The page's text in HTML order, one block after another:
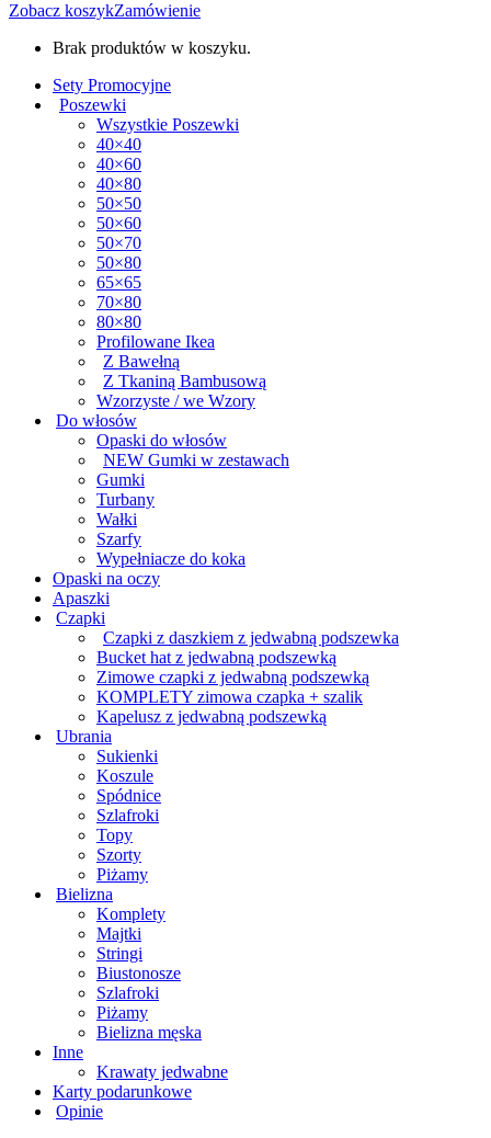
Zobacz koszykZamówienie
Brak produktów w koszyku.
Sety Promocyjne
Poszewki
Wszystkie Poszewki
40×40
40×60
40×80
50×50
50×60
50×70
50×80
65×65
70×80
80×80
Profilowane Ikea
Z Bawełną
Z Tkaniną Bambusową
Wzorzyste / we Wzory
Do włosów
Opaski do włosów
NEW Gumki w zestawach
Gumki
Turbany
Wałki
Szarfy
Wypełniacze do koka
Opaski na oczy
Apaszki
Czapki
Czapki z daszkiem z jedwabną podszewka
Bucket hat z jedwabną podszewką
Zimowe czapki z jedwabną podszewką
KOMPLETY zimowa czapka + szalik
Kapelusz z jedwabną podszewką
Ubrania
Sukienki
Koszule
Spódnice
Szlafroki
Topy
Szorty
Piżamy
Bielizna
Komplety
Majtki
Stringi
Biustonosze
Szlafroki
Piżamy
Bielizna męska
Inne
Krawaty jedwabne
Karty podarunkowe
Opinie